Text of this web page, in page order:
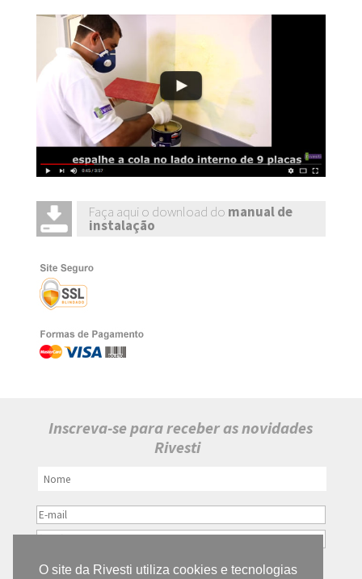
Faça aqui o download do manual de
instalação
Inscreva-se para receber as novidades
Rivesti
O site da Rivesti utiliza cookies e tecnologias